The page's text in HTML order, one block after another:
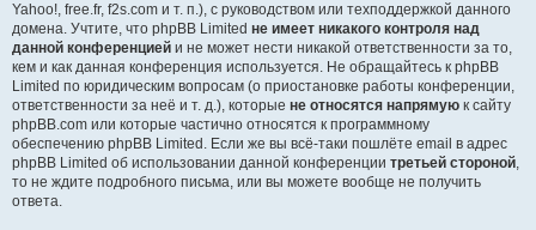
Yahoo!, free.fr, f2s.com и т. п.), с руководством или техподдержкой данного
домена. Учтите, что phpBB Limited не имеет никакого контроля над
данной конференцией и не может нести никакой ответственности за то,
кем и как данная конференция используется. Не обращайтесь к phpBB
Limited по юридическим вопросам (о приостановке работы конференции,
ответственности за неё и т. д.), которые не относятся напрямую к сайту
phpBB.com или которые частично относятся к программному
обеспечению phpBB Limited. Если же вы всё-таки пошлёте email в адрес
phpBB Limited об использовании данной конференции третьей стороной,
то не ждите подробного письма, или вы можете вообще не получить
ответа.